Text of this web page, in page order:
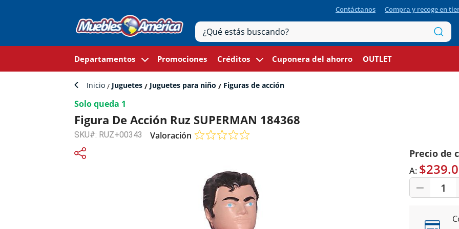
Contáctanos Compra y recoge en
Departamentos Promociones Créditos Cuponera del ahorro OUTLET
Inicio Juguetes Juguetes para niño Figuras de acción
Solo queda 1
Figura De Acción Ruz SUPERMAN 184368
SKU#: RUZ+00343 Valoración
Precio de
A:
1